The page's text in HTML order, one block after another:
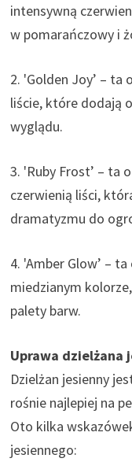
intensywną
w pomarańczowy i
2. 'Golden Joy’ – ta
liście, które dodają
wyglądu.
3. 'Ruby Frost’ – ta
czerwienią liści,
dramatyzmu do
4. 'Amber Glow’ –
miedzianym
palety barw.
Uprawa dzielżana
Dzielżan jesienny
rośnie najlepiej na
Oto kilka
jesiennego: